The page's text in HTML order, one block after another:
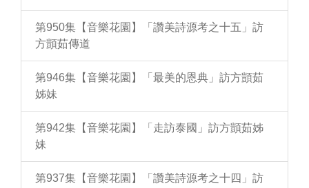
第950集【音樂花園】「讚美詩源考之十五」訪
方顗茹傳道
第946集【音樂花園】「最美的恩典」訪方顗茹
姊妹
第942集【音樂花園】「走訪泰國」訪方顗茹姊
妹
第937集【音樂花園】「讚美詩源考之十四」訪